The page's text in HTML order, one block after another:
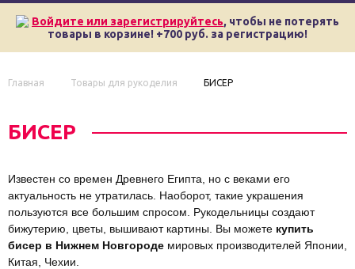
Войдите или зарегистрируйтесь, чтобы не потерять
товары в корзине! +700 руб. за регистрацию!
Главная Товары для рукоделия БИСЕР
БИСЕР
Известен со времен Древнего Египта, но с веками его
актуальность не утратилась. Наоборот, такие украшения
пользуются все большим спросом. Рукодельницы создают
бижутерию, цветы, вышивают картины. Вы можете купить
бисер в Нижнем Новгороде мировых производителей Японии,
Китая, Чехии.